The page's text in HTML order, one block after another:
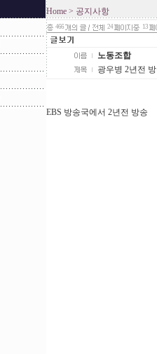
Home > 공지사항
466 24 13
노동조합
광우병 2년전
EBS 방송국에서 2년전 방송